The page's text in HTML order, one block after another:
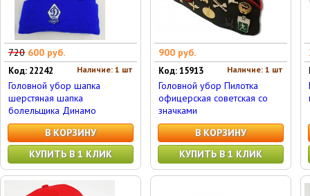
720 600 руб.
Наличие: 1 шт
Код: 22242
Головной убор шапка
шерстяная шапка
болельщика Динамо
В КОРЗИНУ
КУПИТЬ В 1 КЛИК
900 руб.
Наличие: 1 шт
Код: 15913
Головной убор Пилотка
офицерская советская со
значками
В КОРЗИНУ
КУПИТЬ В 1 КЛИК